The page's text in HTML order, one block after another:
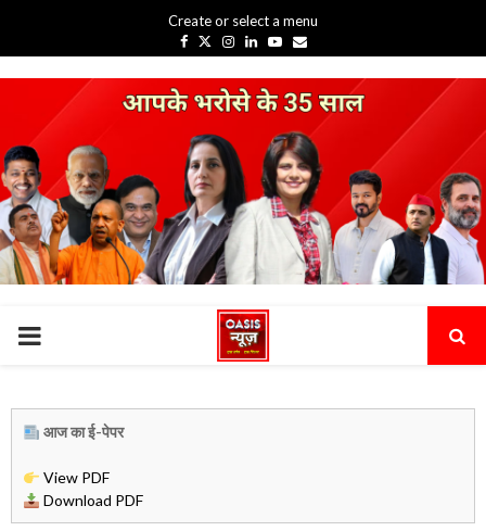
Create or select a menu
Facebook
TwitterInstagram
Linkedin
Youtube
Email
PRIMARY
आज का ई-पेपर
View PDF
Download PDF